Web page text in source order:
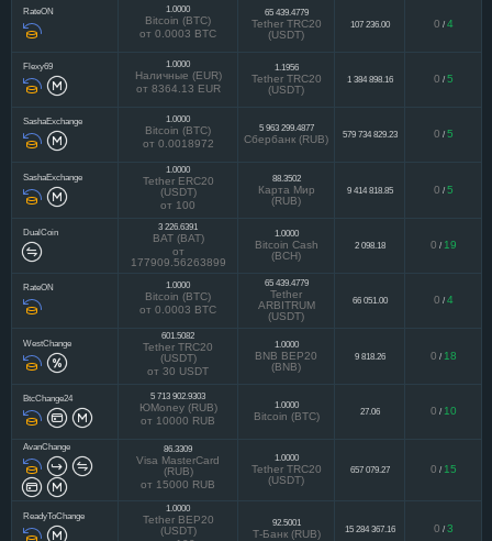
RateON 1.0000
Bitcoin (BTC)
от 0.0003 BTC
65 439.4779
Tether TRC20
(USDT)
107 236.00 0 / 4
Flexy69 1.0000
Наличные (EUR)
от 8364.13 EUR
1.1956
Tether TRC20
(USDT)
1 384 898.16 0 / 5
SashaExchange 1.0000
Bitcoin (BTC)
от 0.0018972
5 963 299.4877
Сбербанк (RUB) 579 734 829.23 0 / 5
SashaExchange
1.0000
Tether ERC20
(USDT)
от 100
88.3502
Карта Мир
(RUB)
9 414 818.85 0 / 5
DualCoin 3 226.6391
BAT (BAT)
от
177909.56263899
1.0000
Bitcoin Cash
(BCH)
2 098.18 0 / 19
RateON 1.0000
Bitcoin (BTC)
от 0.0003 BTC
65 439.4779
Tether
ARBITRUM
(USDT)
66 051.00 0 / 4
WestChange
601.5082
Tether TRC20
(USDT)
от 30 USDT
1.0000
BNB BEP20
(BNB)
9 818.26 0 / 18
BtcChange24 5 713 902.9303
ЮMoney (RUB)
от 10000 RUB
1.0000
Bitcoin (BTC) 27.06 0 / 10
AvanChange 86.3309
Visa MasterCard
(RUB)
от 15000 RUB
1.0000
Tether TRC20
(USDT)
657 079.27 0 / 15
ReadyToChange
1.0000
Tether BEP20
(USDT)
92.5001
Т-Банк (RUB) 15 284 367.16 0 / 3